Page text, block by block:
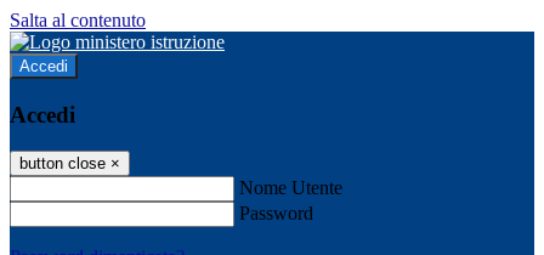
Salta al contenuto
Accedi
Accedi
button close ×
Nome Utente
Password